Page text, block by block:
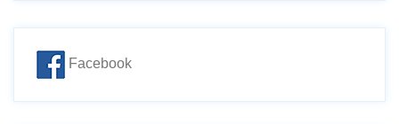
Facebook